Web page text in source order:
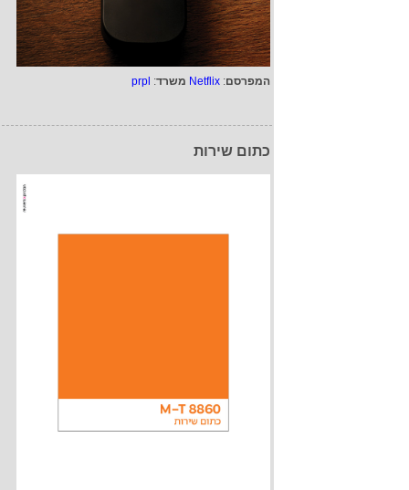
המפרסם:
Netflix משרד:
prpl
כתום שירות